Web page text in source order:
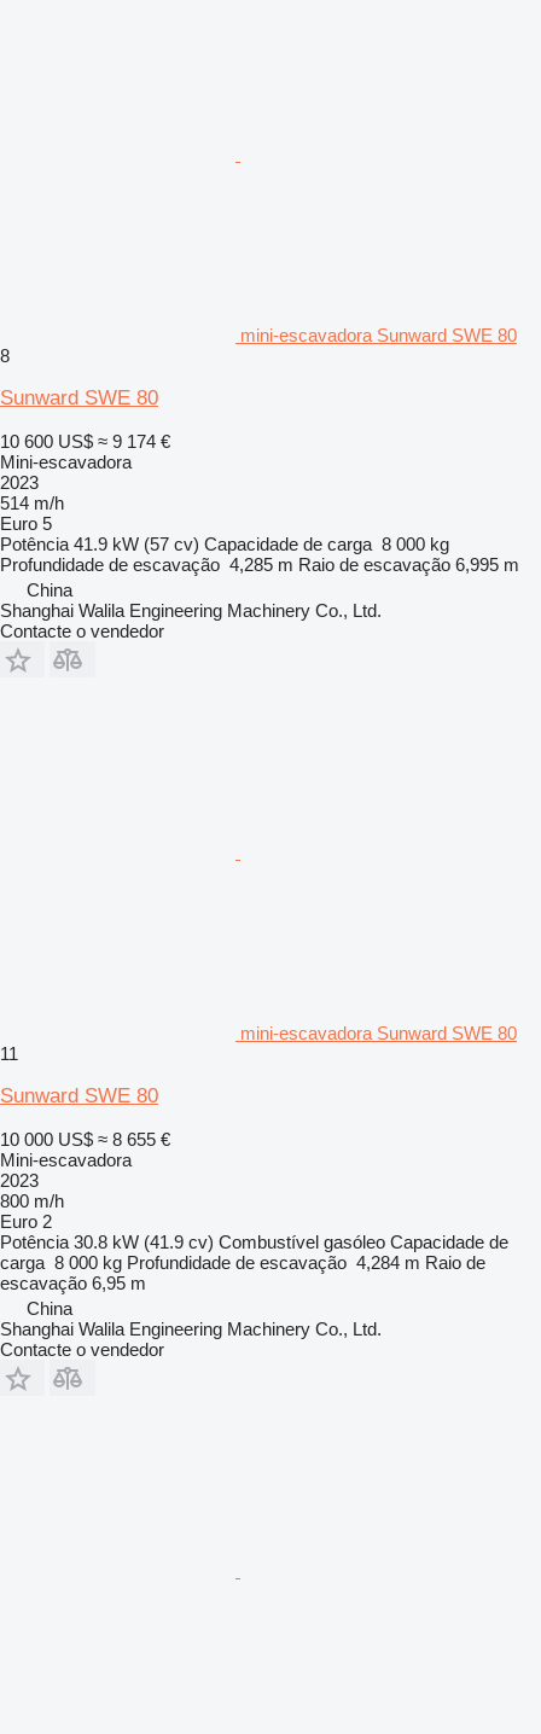
mini-escavadora Sunward SWE 80
8
Sunward SWE 80
10 600 US$ ≈ 9 174 €
Mini-escavadora
2023
514 m/h
Euro 5
Potência 41.9 kW (57 cv) Capacidade de carga 8 000 kg
Profundidade de escavação 4,285 m Raio de escavação 6,995 m
China
Shanghai Walila Engineering Machinery Co., Ltd.
Contacte o vendedor
mini-escavadora Sunward SWE 80
11
Sunward SWE 80
10 000 US$ ≈ 8 655 €
Mini-escavadora
2023
800 m/h
Euro 2
Potência 30.8 kW (41.9 cv) Combustível gasóleo Capacidade de
carga 8 000 kg Profundidade de escavação 4,284 m Raio de
escavação 6,95 m
China
Shanghai Walila Engineering Machinery Co., Ltd.
Contacte o vendedor